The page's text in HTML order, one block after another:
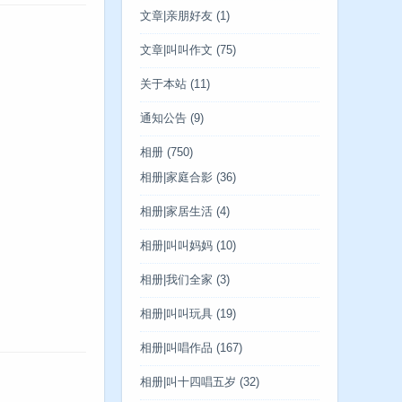
文章|亲朋好友 (1)
文章|叫叫作文 (75)
关于本站 (11)
通知公告 (9)
相册 (750)
相册|家庭合影 (36)
相册|家居生活 (4)
相册|叫叫妈妈 (10)
相册|我们全家 (3)
相册|叫叫玩具 (19)
相册|叫唱作品 (167)
相册|叫十四唱五岁 (32)